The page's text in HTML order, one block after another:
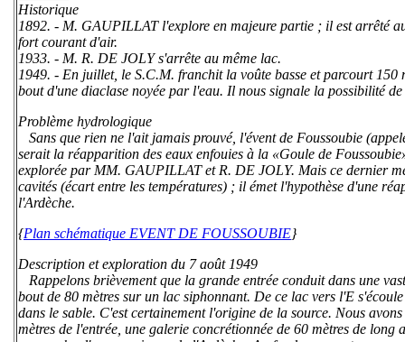
Historique
1892. - M. GAUPILLAT l'explore en majeure partie ; il est arrêté
fort courant d'air.
1933. - M. R. DE JOLY s'arrête au même lac.
1949. - En juillet, le S.C.M. franchit la voûte basse et parcourt 150
bout d'une diaclase noyée par l'eau. Il nous signale la possibilité
Problème hydrologique
Sans que rien ne l'ait jamais prouvé, l'évent de Foussoubie
serait la réapparition des eaux enfouies à la «Goule de
explorée par MM. GAUPILLAT et R. DE JOLY. Mais ce dernier
cavités (écart entre les températures) ; il émet l'hypothèse d'une
l'Ardèche.
{Plan schématique EVENT DE FOUSSOUBIE}
Description et exploration du 7 août 1949
Rappelons brièvement que la grande entrée conduit dans une
bout de 80 mètres sur un lac siphonnant. De ce lac vers l'E
dans le sable. C'est certainement l'origine de la source. Nous
mètres de l'entrée, une galerie concrétionnée de 60 mètres de